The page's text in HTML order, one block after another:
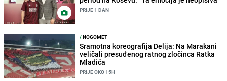
PRIJE 1 DAN
/NOGOMET
Sramotna koreografija Delija: Na Marakani
veličali presuđenog ratnog zločinca Ratka
Mladića
PRIJE OKO 15H